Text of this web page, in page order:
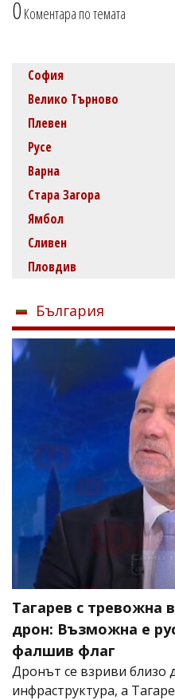
0Коментара по темата
София
Велико Търново
Плевен
Русе
Варна
Стара Загора
Ямбол
Сливен
Пловдив
България
Тагарев с тревожна
дрон: Възможна е
фалшив флаг
Дронът се взриви близо
инфраструктура, а